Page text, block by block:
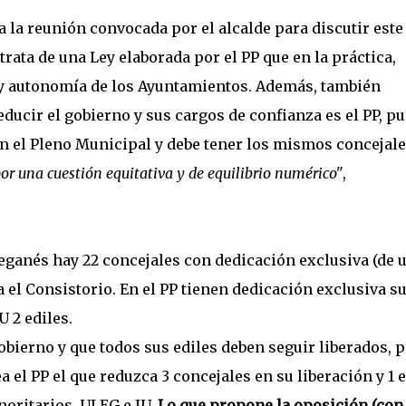
reunión convocada por el alcalde para discutir este
de una Ley elaborada por el PP que en la práctica,
de los Ayuntamientos. Además, también
el gobierno y sus cargos de confianza es el PP,
el Pleno Municipal y debe tener los mismos
una cuestión equitativa y de equilibrio numérico",
hay 22 concejales con dedicación exclusiva (de
el Consistorio. En el PP tienen dedicación exclusiva
2 ediles.
y que todos sus ediles deben seguir liberados,
PP el que reduzca 3 concejales en su liberación y 1